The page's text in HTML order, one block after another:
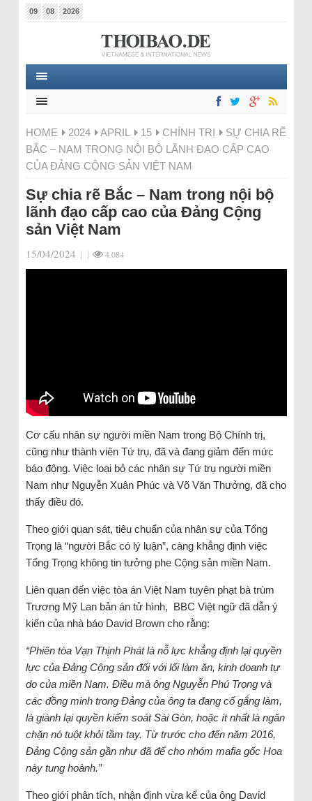
09 08 2026
HOME 2024 APRIL 15 CHÍNH TRỊ
SỰ CHIA RẼ
BẮC – NAM TRONG NỘI BỘ LÃNH ĐẠO CẤP CAO
CỦA ĐẢNG CỘNG SẢN VIỆT NAM
Sự chia rẽ Bắc – Nam trong nội bộ
lãnh đạo cấp cao của Đảng Cộng
sản Việt Nam
15/04/2024 | | 4.084
Cơ cấu nhân sự người miền Nam trong Bộ Chính trị,
cũng như thành viên Tứ trụ, đã và đang giảm đến mức
báo động. Việc loại bỏ các nhân sự Tứ trụ người miền
Nam như Nguyễn Xuân Phúc và Võ Văn Thưởng, đã cho
thấy điều đó.
Theo giới quan sát, tiêu chuẩn của nhân sự của Tổng
Trọng là “người Bắc có lý luận”, càng khẳng định việc
Tổng Trọng không tin tưởng phe Cộng sản miền Nam.
Liên quan đến việc tòa án Việt Nam tuyên phạt bà trùm
Trương Mỹ Lan bản án tử hình, BBC Việt ngữ đã dẫn ý
kiến của nhà báo David Brown cho rằng:
“Phiên tòa Vạn Thịnh Phát là nỗ lực khẳng định lại quyền
lực của Đảng Cộng sản đối với lối làm ăn, kinh doanh tự
do của miền Nam. Điều mà ông Nguyễn Phú Trọng và
các đồng minh trong Đảng của ông ta đang cố gắng làm,
là giành lại quyền kiểm soát Sài Gòn, hoặc ít nhất là ngăn
chặn nó tuột khỏi tầm tay. Từ trước cho đến năm 2016,
Đảng Cộng sản gần như đã để cho nhóm mafia gốc Hoa
này tung hoành.”
Theo giới phân tích, nhận định vừa kể của ông David